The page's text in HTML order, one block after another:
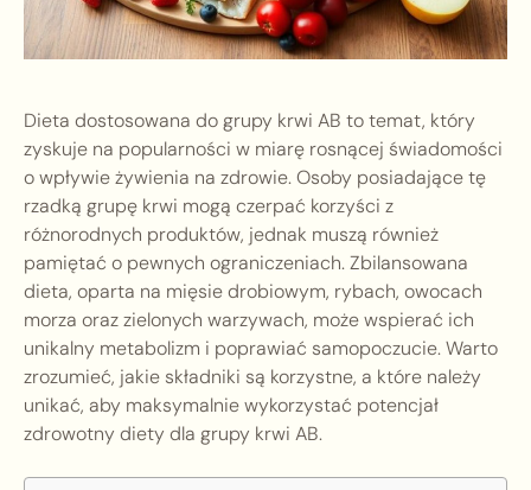
Dieta dostosowana do grupy krwi AB to temat, który
zyskuje na popularności w miarę rosnącej świadomości
o wpływie żywienia na zdrowie. Osoby posiadające tę
rzadką grupę krwi mogą czerpać korzyści z
różnorodnych produktów, jednak muszą również
pamiętać o pewnych ograniczeniach. Zbilansowana
dieta, oparta na mięsie drobiowym, rybach, owocach
morza oraz zielonych warzywach, może wspierać ich
unikalny metabolizm i poprawiać samopoczucie. Warto
zrozumieć, jakie składniki są korzystne, a które należy
unikać, aby maksymalnie wykorzystać potencjał
zdrowotny diety dla grupy krwi AB.